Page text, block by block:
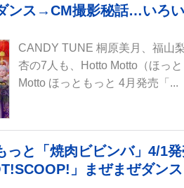
ンス→CM撮影秘話…いろ
CANDY TUNE 桐原美月、福山
杏の7人も、Hotto Motto（ほっ
Motto ほっともっと 4月発売「...
と「焼肉ビビンバ」4/1
」まぜまぜダン